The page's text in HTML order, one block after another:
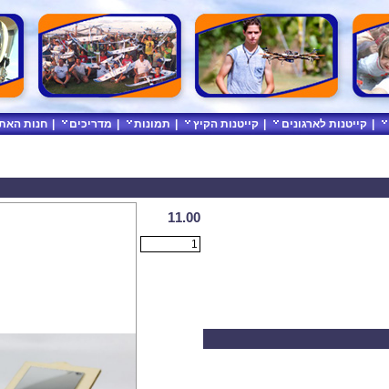
קייטנות לארגונים קייטנות הקיץ תמונות מדריכים חנות
11.00